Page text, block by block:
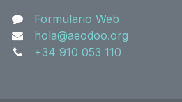
Formulario Web
hola@aeodoo.org
+34 910 053 110